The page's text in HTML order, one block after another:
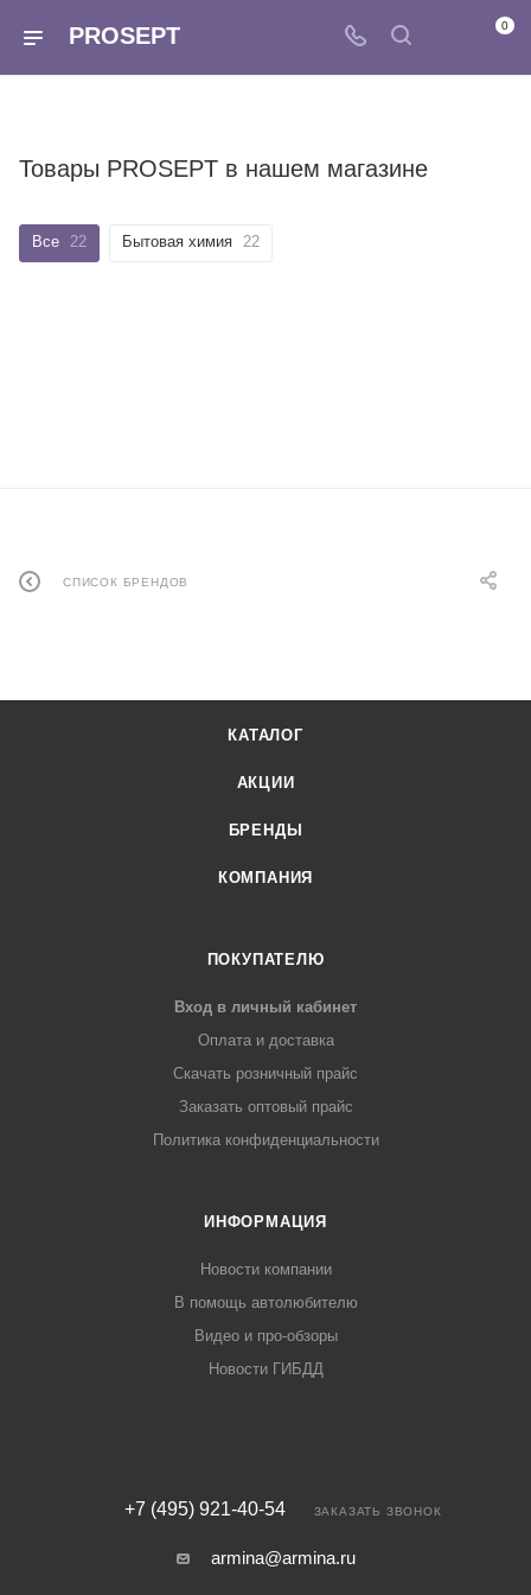
PROSEPT 0
Товары PROSEPT в нашем магазине
Все 22 Бытовая химия 22
СПИСОК БРЕНДОВ
КАТАЛОГ
АКЦИИ
БРЕНДЫ
КОМПАНИЯ
ПОКУПАТЕЛЮ
Вход в личный кабинет
Оплата и доставка
Скачать розничный прайс
Заказать оптовый прайс
Политика конфиденциальности
ИНФОРМАЦИЯ
Новости компании
В помощь автолюбителю
Видео и про-обзоры
Новости ГИБДД
+7 (495) 921-40-54 ЗАКАЗАТЬ ЗВОНОК
armina@armina.ru